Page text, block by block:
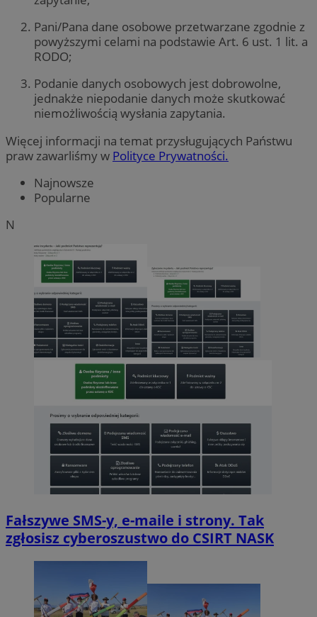
Pani/Pana dane osobowe przetwarzane zgodnie z
powyższymi celami na podstawie Art. 6 ust. 1 lit. a
RODO;
Podanie danych osobowych jest dobrowolne,
jednakże niepodanie danych może skutkować
niemożliwością wysłania zapytania.
Więcej informacji na temat przysługujących Państwu
praw zawarliśmy w Polityce Prywatności.
Najnowsze
Popularne
N
Fałszywe SMS-y, e-maile i strony. Tak
zgłosisz cyberoszustwo do CSIRT NASK